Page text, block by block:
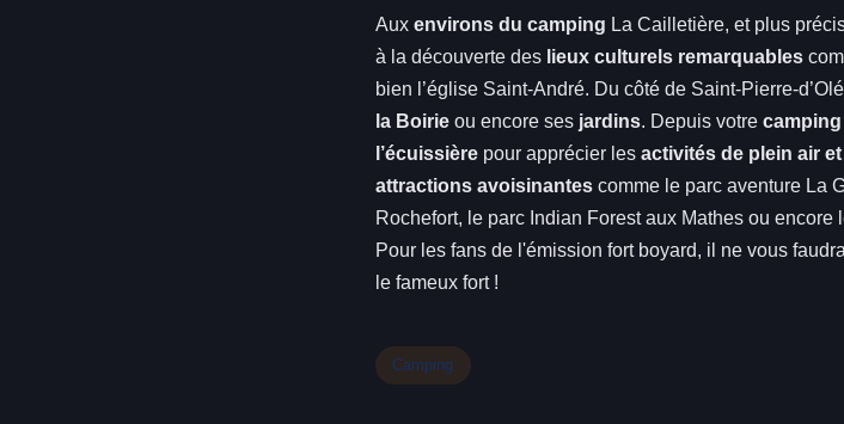
Aux environs du camping La Cailletière, et plus
à la découverte des lieux culturels remarquables
bien l’église Saint-André. Du côté de Saint-Pierre-
la Boirie ou encore ses jardins. Depuis votre
l’écuissière pour apprécier les activités de plein air
attractions avoisinantes comme le parc aventure La
Rochefort, le parc Indian Forest aux Mathes ou encore
Pour les fans de l'émission fort boyard, il ne vous
le fameux fort !
Camping